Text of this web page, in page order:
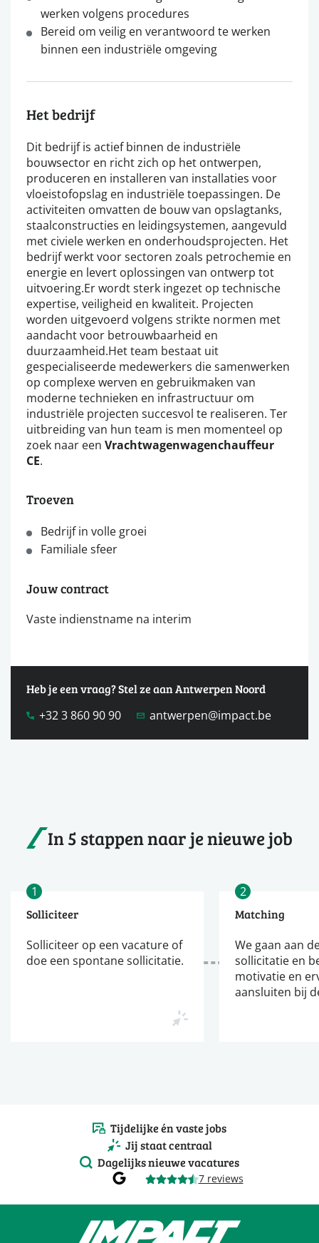
werken volgens procedures
Bereid om veilig en verantwoord te werken
binnen een industriële omgeving
Het bedrijf
Dit bedrijf is actief binnen de industriële
bouwsector en richt zich op het ontwerpen,
produceren en installeren van installaties voor
vloeistofopslag en industriële toepassingen. De
activiteiten omvatten de bouw van opslagtanks,
staalconstructies en leidingsystemen, aangevuld
met civiele werken en onderhoudsprojecten. Het
bedrijf werkt voor sectoren zoals petrochemie en
energie en levert oplossingen van ontwerp tot
uitvoering.Er wordt sterk ingezet op technische
expertise, veiligheid en kwaliteit. Projecten
worden uitgevoerd volgens strikte normen met
aandacht voor betrouwbaarheid en
duurzaamheid.Het team bestaat uit
gespecialiseerde medewerkers die samenwerken
op complexe werven en gebruikmaken van
moderne technieken en infrastructuur om
industriële projecten succesvol te realiseren. Ter
uitbreiding van hun team is men momenteel op
zoek naar een Vrachtwagenwagenchauffeur
CE.
Troeven
Bedrijf in volle groei
Familiale sfeer
Jouw contract
Vaste indienstname na interim
Heb je een vraag? Stel ze aan Antwerpen Noord
+32 3 860 90 90
antwerpen@impact.be
In 5 stappen naar je nieuwe job
1
Solliciteer
Solliciteer op een vacature of
doe een spontane sollicitatie.
2
Matching
We gaan aan
sollicitatie en
motivatie en
aansluiten bij
Tijdelijke én vaste jobs
Jij staat centraal
Dagelijks nieuwe vacatures
7 reviews